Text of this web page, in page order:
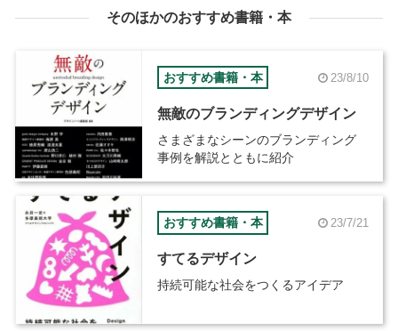
そのほかのおすすめ書籍・本
おすすめ書籍・本 23/8/10
無敵のブランディングデザイン
さまざまなシーンのブランディング
事例を解説とともに紹介
おすすめ書籍・本 23/7/21
すてるデザイン
持続可能な社会をつくるアイデア